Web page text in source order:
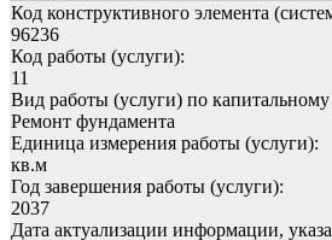
Код конструктивного элемента
96236
Код работы (услуги):
11
Вид работы (услуги) по
Ремонт фундамента
Единица измерения работы (услуги):
кв.м
Год завершения работы (услуги):
2037
Дата актуализации информации,